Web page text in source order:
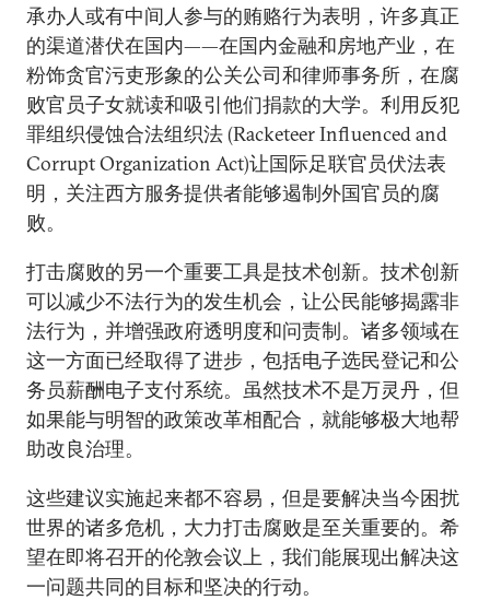
承办人或有中间人参与的贿赂行为表明，许多真正
的渠道潜伏在国内——在国内金融和房地产业，在
粉饰贪官污吏形象的公关公司和律师事务所，在腐
败官员子女就读和吸引他们捐款的大学。利用反犯
罪组织侵蚀合法组织法 (Racketeer Influenced and
Corrupt Organization Act)让国际足联官员伏法表
明，关注西方服务提供者能够遏制外国官员的腐
败。
打击腐败的另一个重要工具是技术创新。技术创新
可以减少不法行为的发生机会，让公民能够揭露非
法行为，并增强政府透明度和问责制。诸多领域在
这一方面已经取得了进步，包括电子选民登记和公
务员薪酬电子支付系统。虽然技术不是万灵丹，但
如果能与明智的政策改革相配合，就能够极大地帮
助改良治理。
这些建议实施起来都不容易，但是要解决当今困扰
世界的诸多危机，大力打击腐败是至关重要的。希
望在即将召开的伦敦会议上，我们能展现出解决这
一问题共同的目标和坚决的行动。